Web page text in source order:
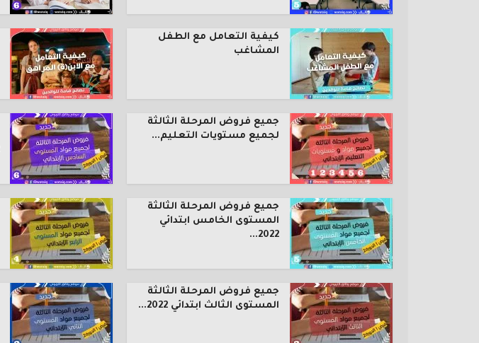
كيفية التعامل مع الطفل
المشاغب
جميع فروض المرحلة الثالثة
لجميع مستويات التعليم...
جميع فروض المرحلة الثالثة
المستوى الخامس ابتدائي
2022...
جميع فروض المرحلة الثالثة
المستوى الثالث ابتدائي 2022...